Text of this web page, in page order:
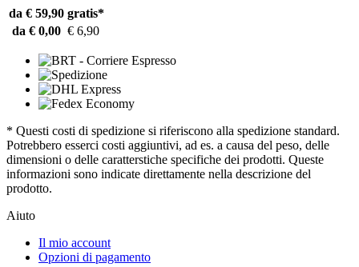
da € 59,90 gratis*
da € 0,00 € 6,90
* Questi costi di spedizione si riferiscono alla spedizione standard.
Potrebbero esserci costi aggiuntivi, ad es. a causa del peso, delle
dimensioni o delle caratterstiche specifiche dei prodotti. Queste
informazioni sono indicate direttamente nella descrizione del
prodotto.
Aiuto
Il mio account
Opzioni di pagamento